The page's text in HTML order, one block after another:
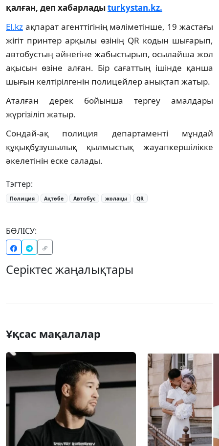
қалған, деп хабарладыturkystan.kz.
El.kz ақпарат агенттігінің мәліметінше, 19 жастағы
жігіт принтер арқылы өзінің QR кодын шығарып,
автобустың әйнегіне жабыстырып, осылайша жол
ақысын өзіне алған. Бір сағаттың ішінде қанша
шығын келтірілгенін полицейлер анықтап жатыр.
Аталған дерек бойынша тергеу амалдары
жүргізіліп жатыр.
Сондай-ақ полиция департаменті мұндай
құқықбұзушылық қылмыстық жауапкершілікке
әкелетінін еске салады.
Тэгтер:
Полиция Ақтөбе Автобус жолақы QR
БӨЛІСУ:
Серіктес жаңалықтары
Ұқсас мақалалар